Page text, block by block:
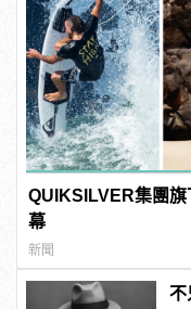
QUIKSILVER集團
幕
新聞
不